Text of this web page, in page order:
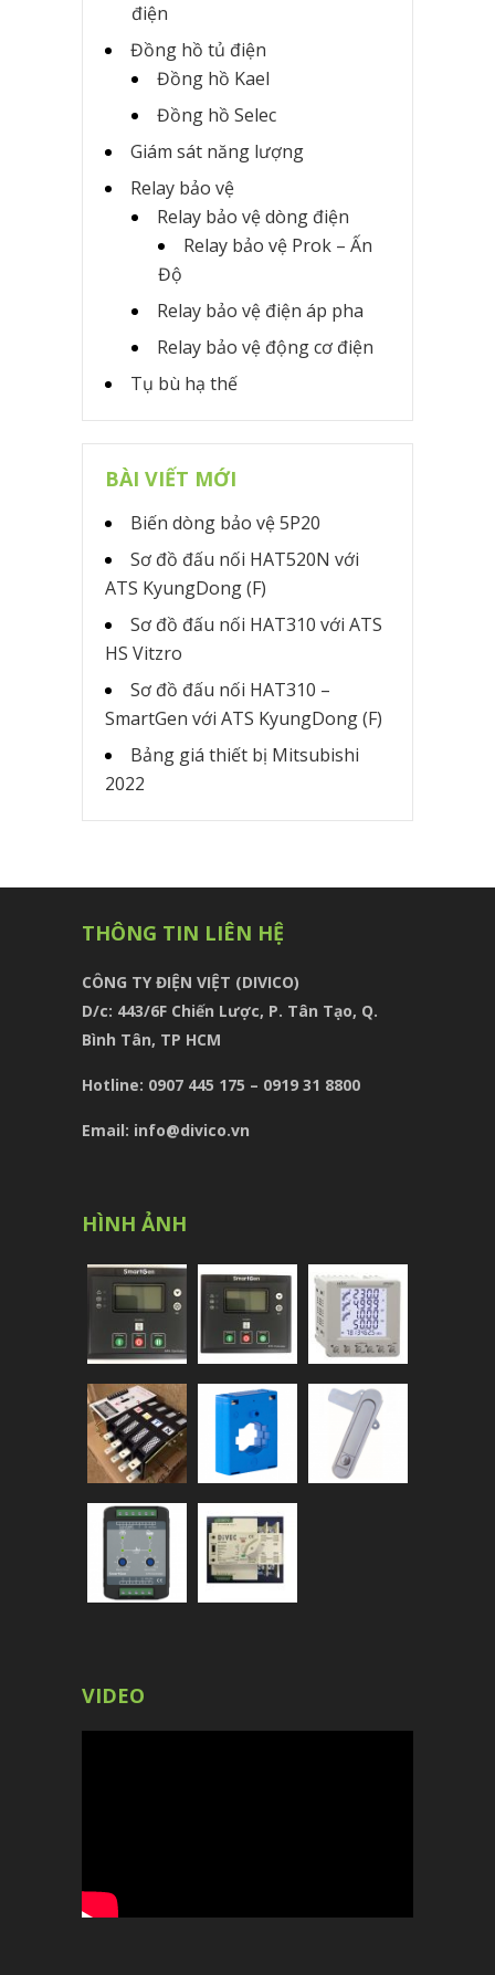
điện
Đồng hồ tủ điện
Đồng hồ Kael
Đồng hồ Selec
Giám sát năng lượng
Relay bảo vệ
Relay bảo vệ dòng điện
Relay bảo vệ Prok – Ấn
Độ
Relay bảo vệ điện áp pha
Relay bảo vệ động cơ điện
Tụ bù hạ thế
BÀI VIẾT MỚI
Biến dòng bảo vệ 5P20
Sơ đồ đấu nối HAT520N với
ATS KyungDong (F)
Sơ đồ đấu nối HAT310 với ATS
HS Vitzro
Sơ đồ đấu nối HAT310 –
SmartGen với ATS KyungDong (F)
Bảng giá thiết bị Mitsubishi
2022
THÔNG TIN LIÊN HỆ
CÔNG TY ĐIỆN VIỆT (DIVICO)
D/c: 443/6F Chiến Lược, P. Tân Tạo, Q.
Bình Tân, TP HCM
Hotline: 0907 445 175 – 0919 31 8800
Email: info@divico.vn
HÌNH ẢNH
VIDEO